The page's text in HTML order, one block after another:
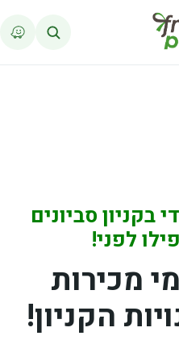
בקניון סביונים
לפני!
מכירות
הקניון!